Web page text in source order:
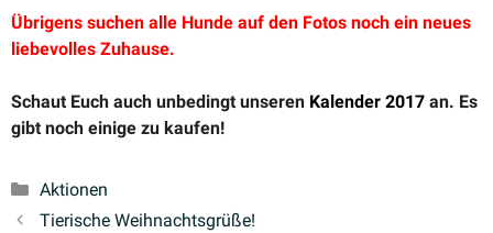
Übrigens suchen alle Hunde auf den Fotos noch ein neues
liebe­volles Zuhause.
Schaut Euch auch unbedingt unseren Kalender 2017 an. Es
gibt noch einige zu kaufen!
Kategorien
Aktionen
Tierische Weihnachts­grüße!